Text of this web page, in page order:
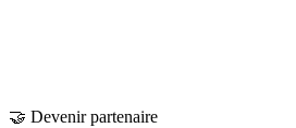
🤝 Devenir partenaire